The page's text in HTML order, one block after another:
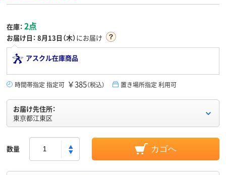
在庫： 2点
お届け日： 8月13日（木）にお届け
アスクル在庫商品
時間帯指定 指定可 ￥385（税込） 置き場所指定 利用可
お届け先住所：
東京都江東区
数量 カゴへ